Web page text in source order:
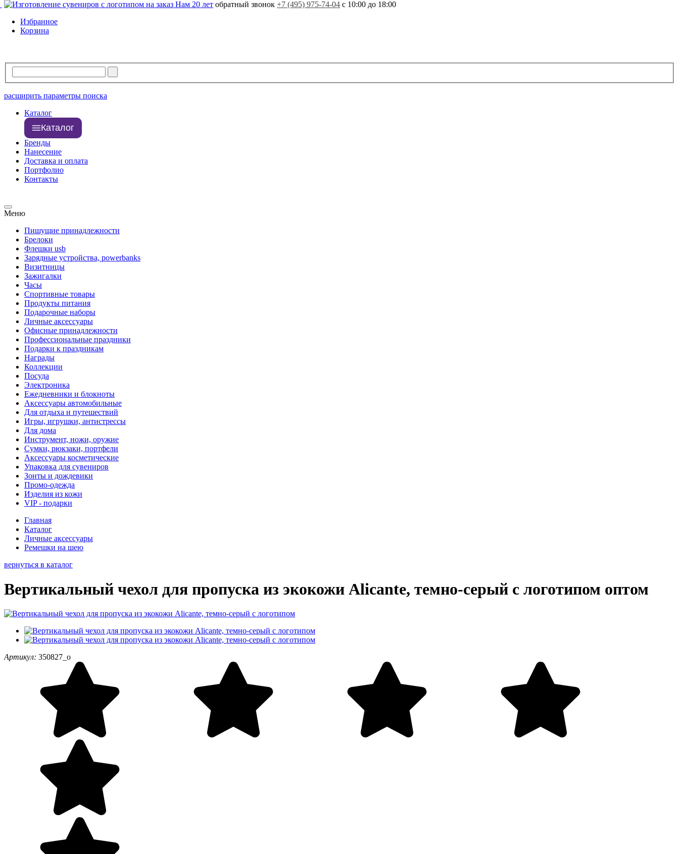
Нам 20 лет обратный звонок +7 (495) 975-74-04 с 10:00 до 18:00
Избранное
Корзина
расширить параметры поиска
Каталог
Каталог
Бренды
Нанесение
Доставка и оплата
Портфолио
Контакты
Меню
Пишущие принадлежности
Брелоки
Флешки usb
Зарядные устройства, powerbanks
Визитницы
Зажигалки
Часы
Спортивные товары
Продукты питания
Подарочные наборы
Личные аксессуары
Офисные принадлежности
Профессиональные праздники
Подарки к праздникам
Награды
Коллекции
Посуда
Электроника
Ежедневники и блокноты
Аксессуары автомобильные
Для отдыха и путешествий
Игры, игрушки, антистрессы
Для дома
Инструмент, ножи, оружие
Сумки, рюкзаки, портфели
Аксессуары косметические
Упаковка для сувениров
Зонты и дождевики
Промо-одежда
Изделия из кожи
VIP - подарки
Главная
Каталог
Личные аксессуары
Ремешки на шею
вернуться в каталог
Вертикальный чехол для пропуска из экокожи Alicante, темно-серый с логотипом оптом
Артикул: 350827_o